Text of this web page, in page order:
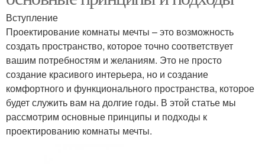
Вступление
Проектирование комнаты мечты – это возможность
создать пространство, которое точно соответствует
вашим потребностям и желаниям. Это не просто
создание красивого интерьера, но и создание
комфортного и функционального пространства, которое
будет служить вам на долгие годы. В этой статье мы
рассмотрим основные принципы и подходы к
проектированию комнаты мечты.